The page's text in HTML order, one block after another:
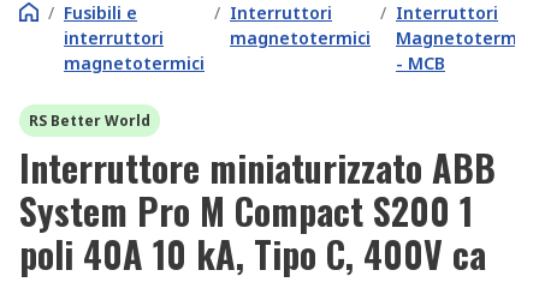
/ Fusibili e
interruttori
magnetotermici
/ Interruttori
magnetotermici
/ Interruttori
Magnetotermici
- MCB
RS Better World
Interruttore miniaturizzato ABB
System Pro M Compact S200 1
poli 40A 10 kA, Tipo C, 400V ca